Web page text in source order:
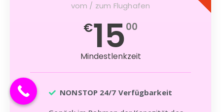
vom / zum Flughafen
€1500
Mindestlenkzeit
NONSTOP 24/7 Verfügbarkeit